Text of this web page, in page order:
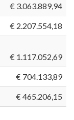
€ 3.063.889,94
€ 2.207.554,18
€ 1.117.052,69
€ 704.133,89
€ 465.206,15